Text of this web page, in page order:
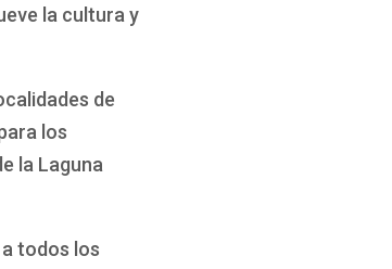
la cultura y
de
los
la Laguna
todos los